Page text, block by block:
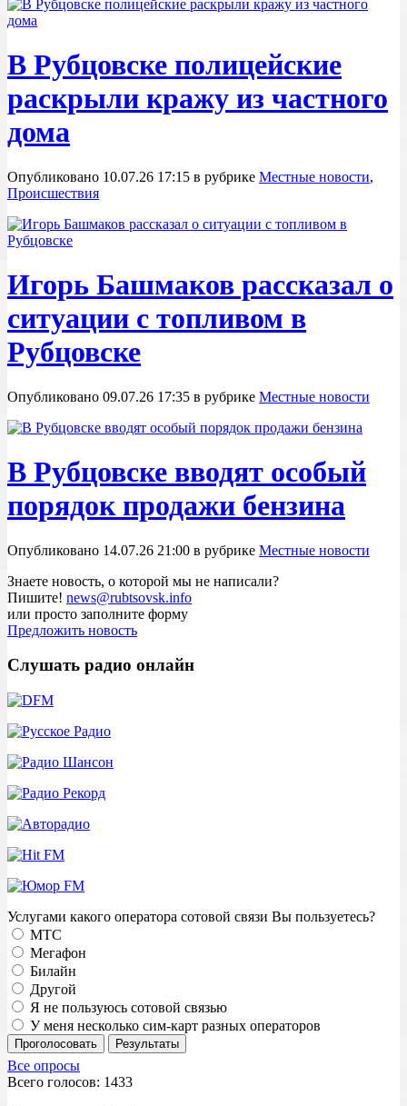
В Рубцовске полицейские
раскрыли кражу из частного
дома
Опубликовано 10.07.26 17:15 в рубрике Местные новости,
Происшествия
Игорь Башмаков рассказал о
ситуации с топливом в
Рубцовске
Опубликовано 09.07.26 17:35 в рубрике Местные новости
В Рубцовске вводят особый
порядок продажи бензина
Опубликовано 14.07.26 21:00 в рубрике Местные новости
Знаете новость, о которой мы не написали?
Пишите! news@rubtsovsk.info
или просто заполните форму
Предложить новость
Слушать радио онлайн
Услугами какого оператора сотовой связи Вы пользуетесь?
МТС
Мегафон
Билайн
Другой
Я не пользуюсь сотовой связью
У меня несколько сим-карт разных операторов
Проголосовать Результаты
Все опросы
Всего голосов: 1433